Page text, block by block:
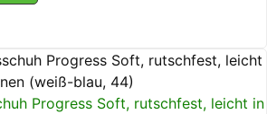
Progress Soft, rutschfest, leicht in